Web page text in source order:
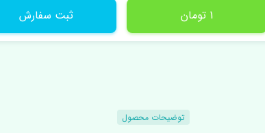
1 تومان ثبت سفارش
توضیحات محصول